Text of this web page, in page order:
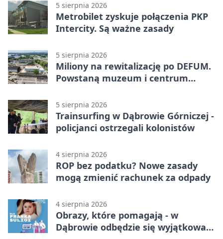
5 sierpnia 2026
Metrobilet zyskuje połączenia PKP
Intercity. Są ważne zasady
5 sierpnia 2026
Miliony na rewitalizację po DEFUM.
Powstaną muzeum i centrum
5 sierpnia 2026
Trainsurfing w Dąbrowie Górniczej -
policjanci ostrzegali kolonistów
4 sierpnia 2026
ROP bez podatku? Nowe zasady
mogą zmienić rachunek za odpady
4 sierpnia 2026
Obrazy, które pomagają - w
Dąbrowie odbędzie się wyjątkowa